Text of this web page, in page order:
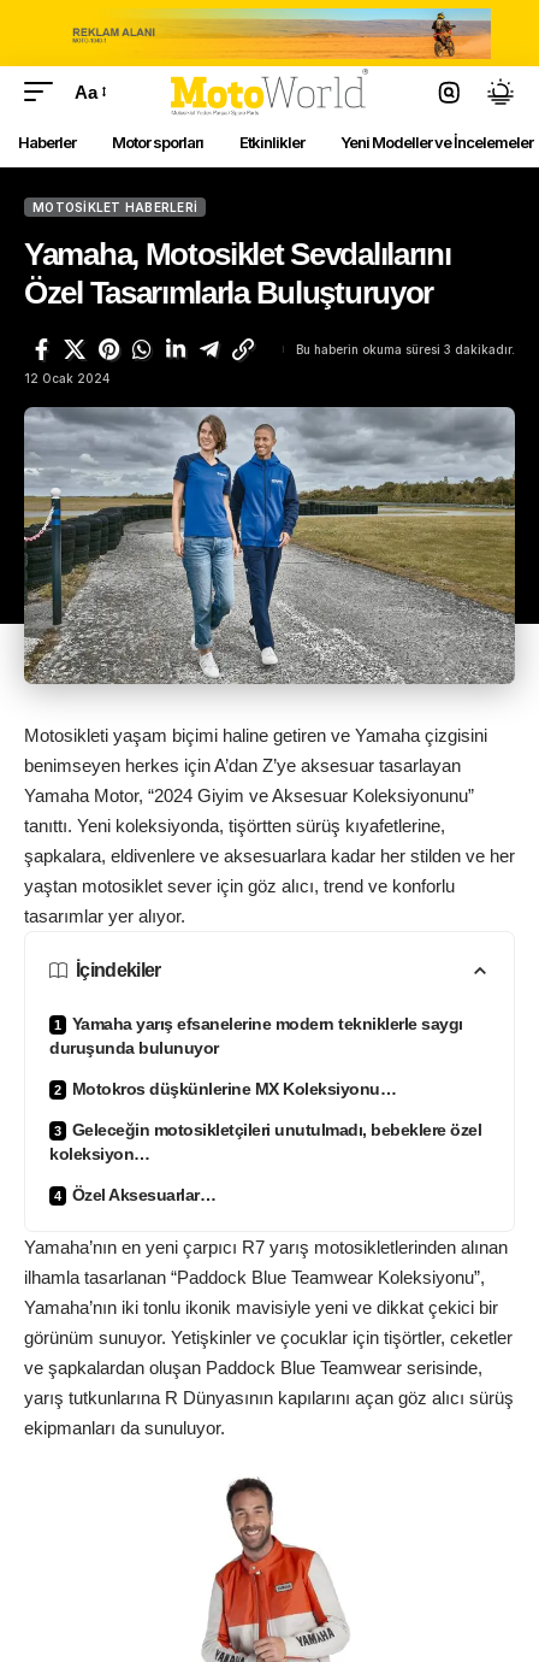
Aa
Haberler Motor sporları Etkinlikler Yeni Modeller ve İncelemeler
MOTOSIKLET HABERLERI
Yamaha, Motosiklet Sevdalılarını
Özel Tasarımlarla Buluşturuyor
12 Ocak 2024
Bu haberin okuma süresi 3 dakikadır.
Motosikleti yaşam biçimi haline getiren ve Yamaha çizgisini
benimseyen herkes için A’dan Z’ye aksesuar tasarlayan
Yamaha Motor, “2024 Giyim ve Aksesuar Koleksiyonunu”
tanıttı. Yeni koleksiyonda, tişörtten sürüş kıyafetlerine,
şapkalara, eldivenlere ve aksesuarlara kadar her stilden ve her
yaştan motosiklet sever için göz alıcı, trend ve konforlu
tasarımlar yer alıyor.
İçindekiler
Yamaha yarış efsanelerine modern tekniklerle saygı
duruşunda bulunuyor
Motokros düşkünlerine MX Koleksiyonu…
Geleceğin motosikletçileri unutulmadı, bebeklere özel
koleksiyon…
Özel Aksesuarlar…
Yamaha’nın en yeni çarpıcı R7 yarış motosikletlerinden alınan
ilhamla tasarlanan “Paddock Blue Teamwear Koleksiyonu”,
Yamaha’nın iki tonlu ikonik mavisiyle yeni ve dikkat çekici bir
görünüm sunuyor. Yetişkinler ve çocuklar için tişörtler, ceketler
ve şapkalardan oluşan Paddock Blue Teamwear serisinde,
yarış tutkunlarına R Dünyasının kapılarını açan göz alıcı sürüş
ekipmanları da sunuluyor.